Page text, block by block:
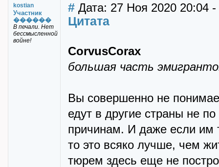
kostian
Участник
������
В печали. Нет
бессмысленной
войне!
# Дата: 27 Ноя 2020 20:04
Цитата
CorvusCorax
большая часть
Вы совершенно не
едут в другие страны не
причинам. И даже если им
то это всяко лучше, чем
тюрем здесь еще не